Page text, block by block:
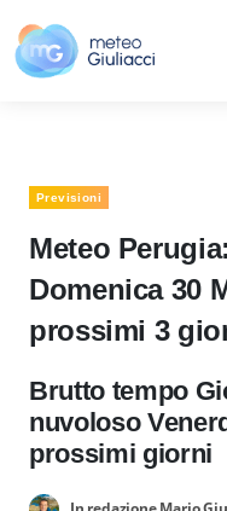
Previsioni
Meteo
Domenica 30
prossimi 3
Brutto tempo
nuvoloso
prossimi giorni